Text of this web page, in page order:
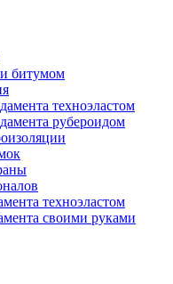
битумом
техноэластом
рубероидом
техноэластом
своими руками